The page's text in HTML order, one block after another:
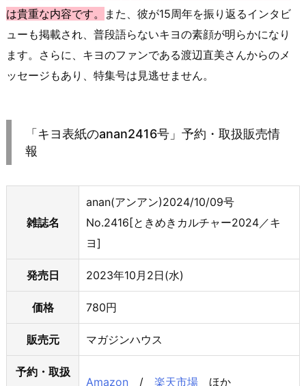
は貴重な内容です。
また、彼が15周年を振り返るインタビ
ューも掲載され、普段語らないキヨの素顔が明らかになり
ます。さらに、キヨのファンである渡辺直美さんからのメ
ッセージもあり、特集号は見逃せません。
「キヨ表紙のanan2416号」予約・取扱販売情
報
雑誌名
anan(アンアン)2024/10/09号
No.2416[ときめきカルチャー2024／キ
ヨ]
発売日 2023年10月2日(水)
価格 780円
販売元 マガジンハウス
予約・取扱
Amazon / 楽天市場 ほか